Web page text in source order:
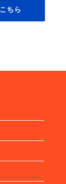
ちら